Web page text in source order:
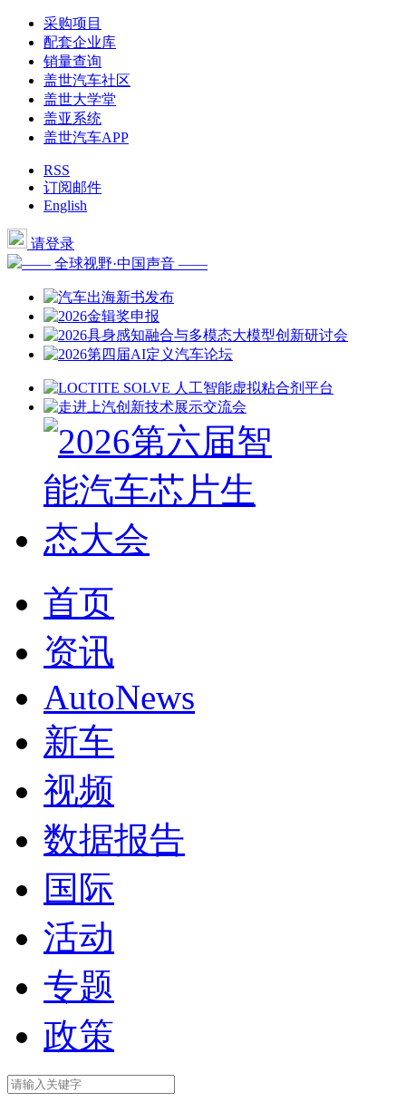
采购项目
配套企业库
销量查询
盖世汽车社区
盖世大学堂
盖亚系统
盖世汽车APP
RSS
订阅邮件
English
请登录
—— 全球视野·中国声音 ——
首页
资讯
AutoNews
新车
视频
数据报告
国际
活动
专题
政策